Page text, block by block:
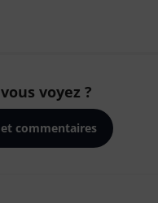
voyez ?
commentaires